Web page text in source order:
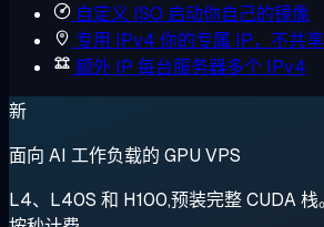
自定义 ISO 启动你自己的镜像
专用 IPv4 你的专属 IP，不共享
额外 IP 每台服务器多个 IPv4
新
面向 AI 工作负载的 GPU VPS
L4、L40S 和 H100,预装完整 CUDA 栈